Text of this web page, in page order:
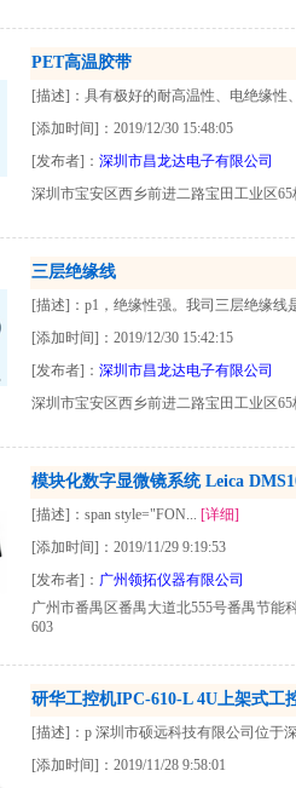
PET高温胶带
[描述]：具有极好的耐高温性、电绝缘性
[添加时间]：2019/12/30 15:48:05
[发布者]： 深圳市昌龙达电子有限公司
深圳市宝安区西乡前进二路宝田工业区65
三层绝缘线
[描述]：p1，绝缘性强。我司三层绝缘线
[添加时间]：2019/12/30 15:42:15
[发布者]： 深圳市昌龙达电子有限公司
深圳市宝安区西乡前进二路宝田工业区65
模块化数字显微镜系统 Leica
[描述]：span style="FON... [详细]
[添加时间]：2019/11/29 9:19:53
[发布者]： 广州领拓仪器有限公司
广州市番禺区番禺大道北555号番禺节能
603
研华工控机IPC-610-L 4U上架式工
[描述]：p 深圳市硕远科技有限公司位于
[添加时间]：2019/11/28 9:58:01